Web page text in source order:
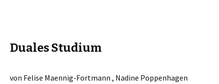
Duales Studium
von Felise Maennig-Fortmann , Nadine Poppenhagen